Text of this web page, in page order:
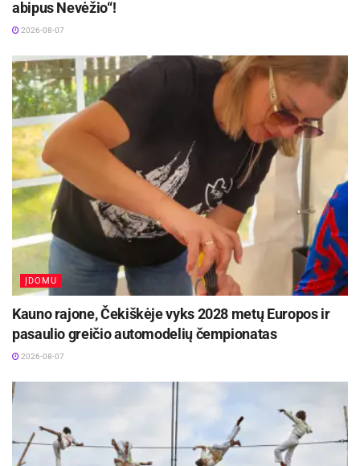
Darius Tamošiūnas – Arnoldas Baukus (Panevėžys)
Tomas Bajorūnas – Saulius Pipynė (Biržai).
Plaukimas:
500 m moterys daugiau kaip 40 m.
Vera Šnarienė (Biržai) – 45 m.
2.Virginija Dudutienė (Biržai) – 50 m.
500 m moterys iki 40 m.
Diana Balužytė (Rokiškis) – 35 m.
500 m vyrai daugiau kaip 50 m.
Jonas Mickeliūnas (Biržai/Panevėžys) – 64 m.
Donatas Varkalys (Biržai) – 54 m.
Jaunimas iki 15 m. (vaikinai)
abipus Nevėžio“!
2026-08-07
ĮDOMU
Kauno rajone, Čekiškėje vyks 2028 metų Europos ir
pasaulio greičio automodelių čempionatas
2026-08-07